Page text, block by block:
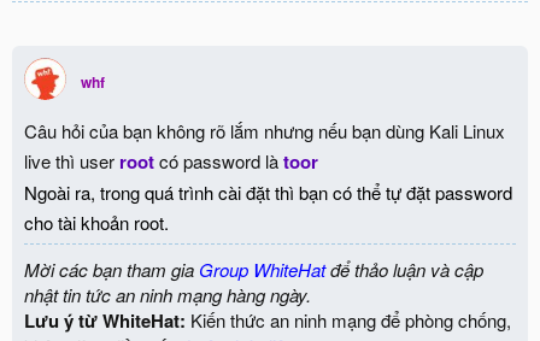
whf
Câu hỏi của bạn không rõ lắm nhưng nếu bạn dùng Kali Linux
live thì user rootcó password làtoor
Ngoài ra, trong quá trình cài đặt thì bạn có thể tự đặt password
cho tài khoản root.
Mời các bạn tham gia Group WhiteHatđể thảo luận và cập
nhật tin tức an ninh mạng hàng ngày.
Lưu ý từ WhiteHat: Kiến thức an ninh mạng để phòng chống,